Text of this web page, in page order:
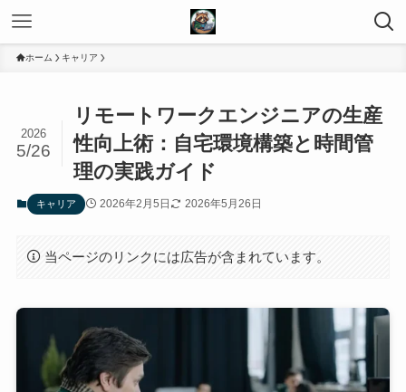
ホーム キャリア
リモートワークエンジニアの生産
性向上術：自宅環境構築と時間管
理の実践ガイド
2026
5/26
キャリア 2026年2月5日 2026年5月26日
当ページのリンクには広告が含まれています。